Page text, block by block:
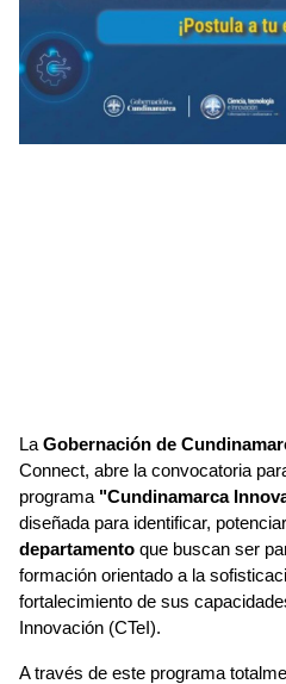
La Gobernación de
Connect, abre la convocatoria
programa "Cundinamarca
diseñada para identificar,
departamento que buscan ser
formación orientado a la
fortalecimiento de sus
Innovación (CTeI).
A través de este programa